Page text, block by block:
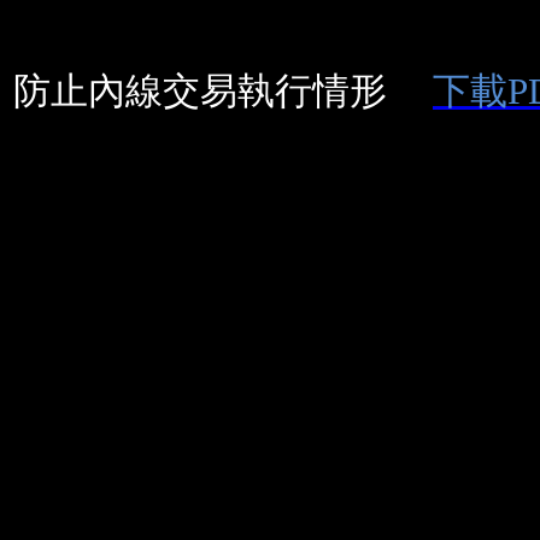
防止內線交易執行情形 下載